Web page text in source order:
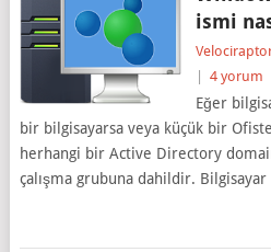
ismi
4 yorum
Eğer
bir bilgisayarsa veya küçük bir
herhangi bir Active Directory
çalışma grubuna dahildir. Bilgisayar